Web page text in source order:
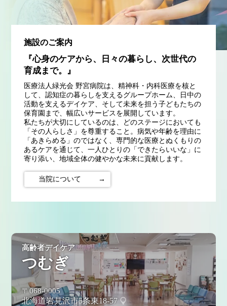
施設のご案内
『心身のケアから、日々の暮らし、次世代の
育成まで。』
医療法人緑光会 野宮病院は、精神科・内科医療を核と
して、認知症の暮らしを支えるグループホーム、日中の
活動を支えるデイケア、そして未来を担う子どもたちの
保育園まで、幅広いサービスを展開しています。
私たちが大切にしているのは、どのステージにおいても
「その人らしさ」を尊重すること。病気や年齢を理由に
「あきらめる」のではなく、専門的な医療とぬくもりの
あるケアを通じて、一人ひとりの「できたらいいな」に
寄り添い、地域全体の健やかな未来に貢献します。
当院について →
高齢者デイケア
つむぎ
〒068-0005
北海道岩見沢市5条東18-57